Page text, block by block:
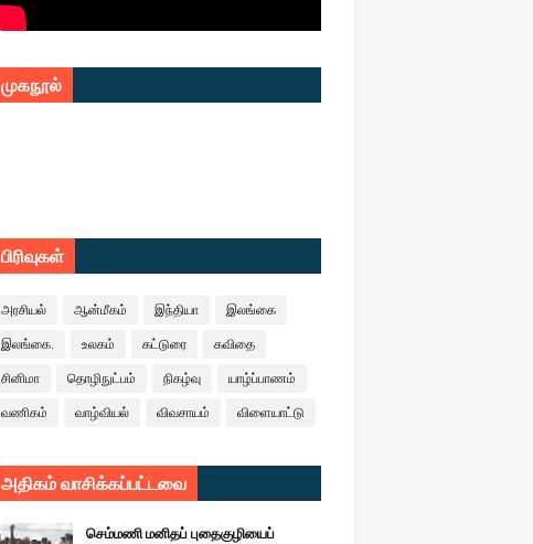
முகநூல்
பிரிவுகள்
அரசியல் ஆன்மீகம் இந்தியா இலங்கை
இலங்கை. உலகம் கட்டுரை கவிதை
சினிமா தொழிநுட்பம் நிகழ்வு யாழ்ப்பாணம்
வணிகம் வாழ்வியல் விவசாயம் விளையாட்டு
அதிகம் வாசிக்கப்பட்டவை
செம்மணி மனிதப் புதைகுழியைப்